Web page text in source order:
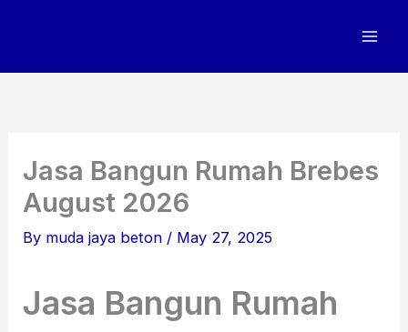
Jasa Bangun Rumah Brebes
August 2026
By muda jaya beton / May 27, 2025
Jasa Bangun Rumah